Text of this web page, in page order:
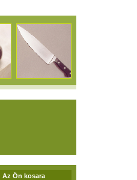
Az Ön kosara